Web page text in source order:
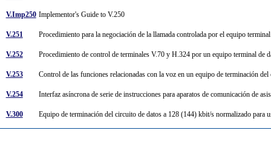
V.Imp250 Implementor's Guide to V.250
V.251 Procedimiento para la negociación de la llamada controlada por el equipo
V.252 Procedimiento de control de terminales V.70 y H.324 por un equipo terminal de
V.253 Control de las funciones relacionadas con la voz en un equipo de terminación
V.254 Interfaz asíncrona de serie de instrucciones para aparatos de comunicación de
V.300 Equipo de terminación del circuito de datos a 128 (144) kbit/s normalizado